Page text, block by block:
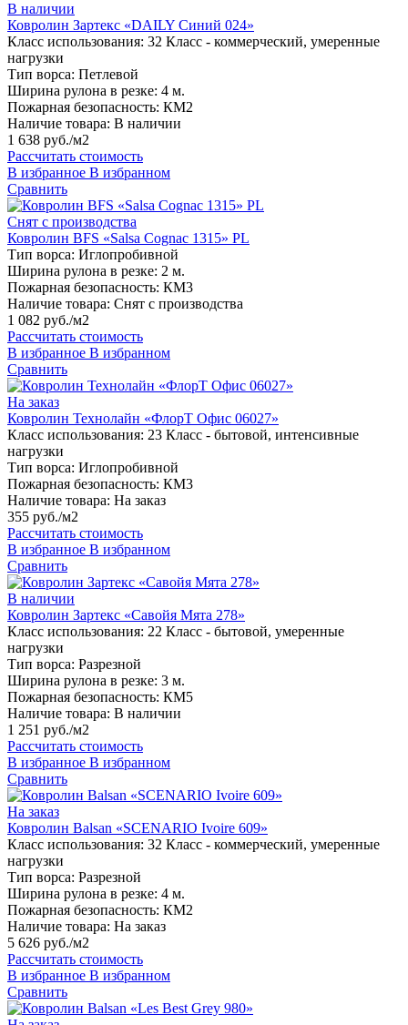
В наличии
Ковролин Зартекс «DAILY Синий 024»
Класс использования: 32 Класс - коммерческий, умеренные
нагрузки
Тип ворса: Петлевой
Ширина рулона в резке: 4 м.
Пожарная безопасность: КМ2
Наличие товара: В наличии
1 638 руб./м2
Рассчитать стоимость
В избранное В избранном
Сравнить
Снят с производства
Ковролин BFS «Salsa Cognac 1315» PL
Тип ворса: Иглопробивной
Ширина рулона в резке: 2 м.
Пожарная безопасность: КМ3
Наличие товара: Снят с производства
1 082 руб./м2
Рассчитать стоимость
В избранное В избранном
Сравнить
На заказ
Ковролин Технолайн «ФлорТ Офис 06027»
Класс использования: 23 Класс - бытовой, интенсивные
нагрузки
Тип ворса: Иглопробивной
Пожарная безопасность: КМ3
Наличие товара: На заказ
355 руб./м2
Рассчитать стоимость
В избранное В избранном
Сравнить
В наличии
Ковролин Зартекс «Савойя Мята 278»
Класс использования: 22 Класс - бытовой, умеренные
нагрузки
Тип ворса: Разрезной
Ширина рулона в резке: 3 м.
Пожарная безопасность: КМ5
Наличие товара: В наличии
1 251 руб./м2
Рассчитать стоимость
В избранное В избранном
Сравнить
На заказ
Ковролин Balsan «SCENARIO Ivoire 609»
Класс использования: 32 Класс - коммерческий, умеренные
нагрузки
Тип ворса: Разрезной
Ширина рулона в резке: 4 м.
Пожарная безопасность: КМ2
Наличие товара: На заказ
5 626 руб./м2
Рассчитать стоимость
В избранное В избранном
Сравнить